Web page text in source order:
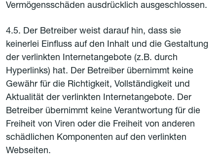
Vermögensschäden ausdrücklich ausgeschlossen.
4.5. Der Betreiber weist darauf hin, dass sie
keinerlei Einfluss auf den Inhalt und die Gestaltung
der verlinkten Internetangebote (z.B. durch
Hyperlinks) hat. Der Betreiber übernimmt keine
Gewähr für die Richtigkeit, Vollständigkeit und
Aktualität der verlinkten Internetangebote. Der
Betreiber übernimmt keine Verantwortung für die
Freiheit von Viren oder die Freiheit von anderen
schädlichen Komponenten auf den verlinkten
Webseiten.